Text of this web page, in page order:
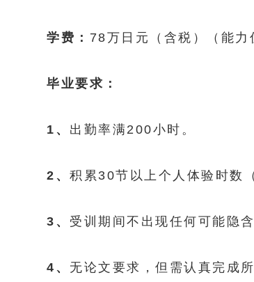
学费： 78万日元（含税）（能力
毕业要求：
1、 出勤率满200小时。
2、积累30节以上个人体验时数
3、 受训期间不出现任何可能隐
4、 无论文要求，但需认真完成